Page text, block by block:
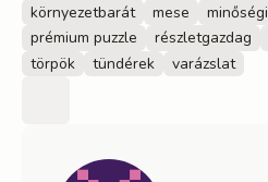
környezetbarát
mese minőségi
prémium puzzle
részletgazdag
törpök
tündérek varázslat